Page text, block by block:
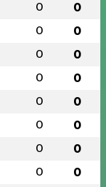
0 0
0 0
0 0
0 0
0 0
0 0
0 0
0 0